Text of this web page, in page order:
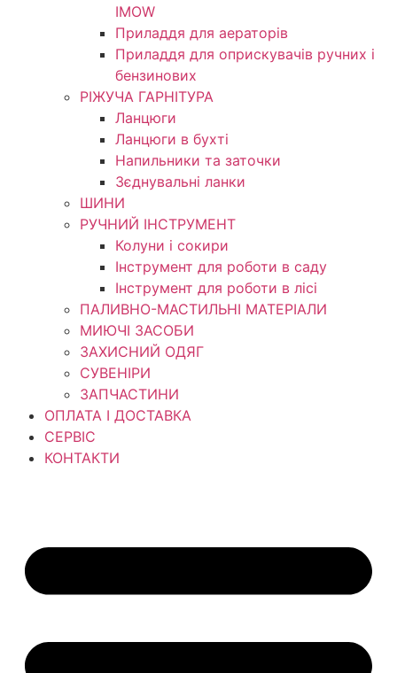
IMOW
Приладдя для аераторів
Приладдя для оприскувачів ручних і
бензинових
РІЖУЧА ГАРНІТУРА
Ланцюги
Ланцюги в бухті
Напильники та заточки
Зєднувальні ланки
ШИНИ
РУЧНИЙ ІНСТРУМЕНТ
Колуни і сокири
Інструмент для роботи в саду
Інструмент для роботи в лісі
ПАЛИВНО-МАСТИЛЬНІ МАТЕРІАЛИ
МИЮЧІ ЗАСОБИ
ЗАХИСНИЙ ОДЯГ
СУВЕНІРИ
ЗАПЧАСТИНИ
ОПЛАТА І ДОСТАВКА
СЕРВІС
КОНТАКТИ